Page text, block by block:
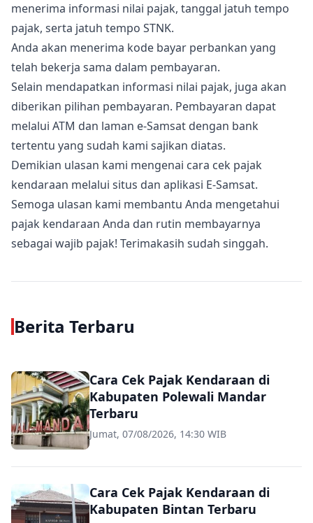
menerima informasi nilai pajak, tanggal jatuh tempo
pajak, serta jatuh tempo STNK.
Anda akan menerima kode bayar perbankan yang
telah bekerja sama dalam pembayaran.
Selain mendapatkan informasi nilai pajak, juga akan
diberikan pilihan pembayaran. Pembayaran dapat
melalui ATM dan laman e-Samsat dengan bank
tertentu yang sudah kami sajikan diatas.
Demikian ulasan kami mengenai cara cek pajak
kendaraan melalui situs dan aplikasi E-Samsat.
Semoga ulasan kami membantu Anda mengetahui
pajak kendaraan Anda dan rutin membayarnya
sebagai wajib pajak! Terimakasih sudah singgah.
Berita Terbaru
Cara Cek Pajak Kendaraan di
Kabupaten Polewali Mandar
Terbaru
Jumat, 07/08/2026, 14:30 WIB
Cara Cek Pajak Kendaraan di
Kabupaten Bintan Terbaru